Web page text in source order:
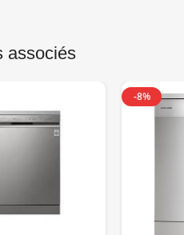
associés
-8%